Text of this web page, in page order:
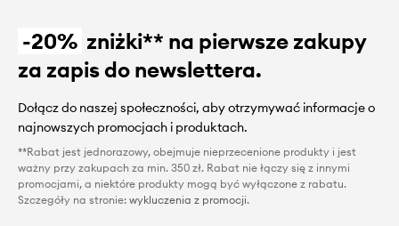
-20% zniżki** na pierwsze zakupy
za zapis do newslettera.
Dołącz do naszej społeczności, aby otrzymywać informacje o
najnowszych promocjach i produktach.
**Rabat jest jednorazowy, obejmuje nieprzecenione produkty i jest
ważny przy zakupach za min. 350 zł. Rabat nie łączy się z innymi
promocjami, a niektóre produkty mogą być wyłączone z rabatu.
Szczegóły na stronie: wykluczenia z promocji.